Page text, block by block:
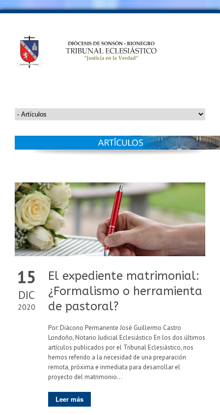
15
DIC
2020
El expediente matrimonial:
¿Formalismo o herramienta
de pastoral?
Por: Diácono Permanente José Guillermo Castro
Londoño, Notario Judicial Eclesiástico En los dos últimos
artículos publicados por el Tribunal Eclesiástico, nos
hemos referido a la necesidad de una preparación
remota, próxima e inmediata para desarrollar el
proyecto del matrimonio...
Leer más